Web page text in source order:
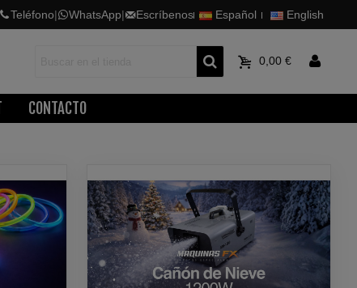
Teléfono| WhatsApp| Escríbenos Español English
0,00 €
CONTACTO